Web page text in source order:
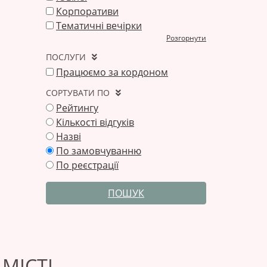
Корпоративи
Тематичні вечірки
Розгорнути
ПОСЛУГИ
Працюємо за кордоном
СОРТУВАТИ ПО
Рейтингу
Кількості відгуків
Назві
По замовчуванню
По реєстрації
ПОШУК